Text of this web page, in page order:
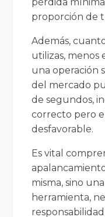
proporción de
Además,
utilizas, menos
una operación
del mercado
de segundos,
correcto pero
desfavorable.
Es vital
misma, sino
herramienta,